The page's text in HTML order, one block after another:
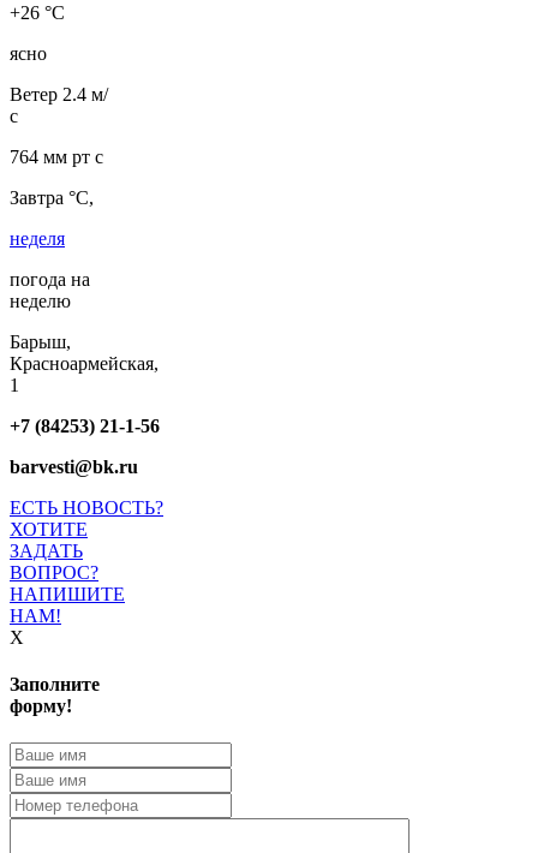
+26 °C
ясно
Ветер 2.4 м/
с
764 мм рт с
Завтра °C,
неделя
погода на
неделю
Барыш,
Красноармейская,
1
+7 (84253) 21-1-56
barvesti@bk.ru
ЕСТЬ НОВОСТЬ?
ХОТИТЕ
ЗАДАТЬ
ВОПРОС?
НАПИШИТЕ
НАМ!
X
Заполните
форму!